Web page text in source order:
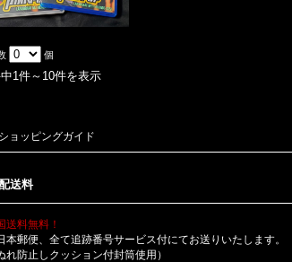
個
1件～10件を表示
ョッピングガイド
送料
送料無料！
本郵便、全て追跡番号サービス付にてお送りいたします。
れ防止しクッション付封筒使用）